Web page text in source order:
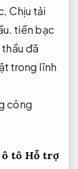
Chịu tải
tiền bạc
đã
trong lĩnh
công
tô Hỗ trợ